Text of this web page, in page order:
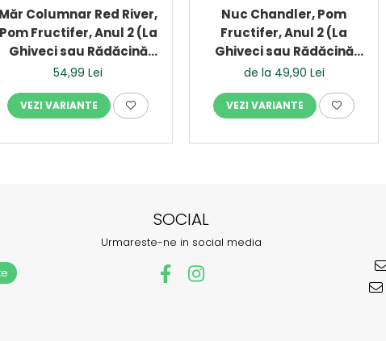
Măr Columnar Red River,
Pom Fructifer, Anul 2 (La
Ghiveci sau Rădăcină
Liberă)
54,99 Lei
VEZI VARIANTE
Nuc Chandler, Pom
Fructifer, Anul 2 (La
Ghiveci sau Rădăcină
Liberă)
de la 49,90 Lei
VEZI VARIANTE
SOCIAL
Urmareste-ne in social media